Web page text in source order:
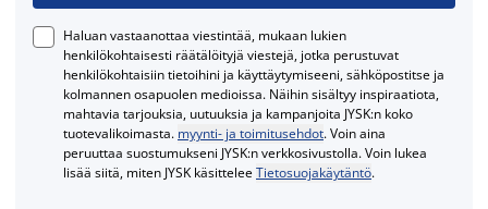
Haluan vastaanottaa viestintää, mukaan lukien
henkilökohtaisesti räätälöityjä viestejä, jotka perustuvat
henkilökohtaisiin tietoihini ja käyttäytymiseeni, sähköpostitse ja
kolmannen osapuolen medioissa. Näihin sisältyy inspiraatiota,
mahtavia tarjouksia, uutuuksia ja kampanjoita JYSK:n koko
tuotevalikoimasta. myynti- ja toimitusehdot. Voin aina
peruuttaa suostumukseni JYSK:n verkkosivustolla. Voin lukea
lisää siitä, miten JYSK käsitteleeTietosuojakäytäntö.